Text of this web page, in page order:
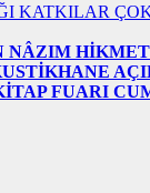
NÂZIM
FUARI